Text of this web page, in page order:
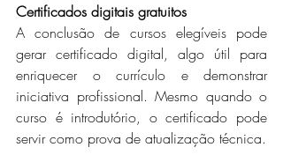
Certificados digitais gratuitos
A conclusão de cursos elegíveis pode
gerar certificado digital, algo útil para
enriquecer o currículo e demonstrar
iniciativa profissional. Mesmo quando o
curso é introdutório, o certificado pode
servir como prova de atualização técnica.